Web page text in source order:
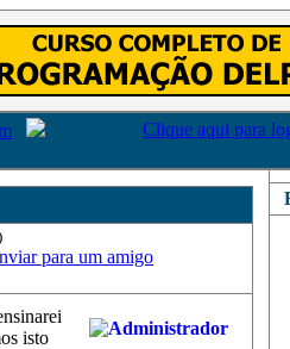
Clique aqui para
para um amigo
isto